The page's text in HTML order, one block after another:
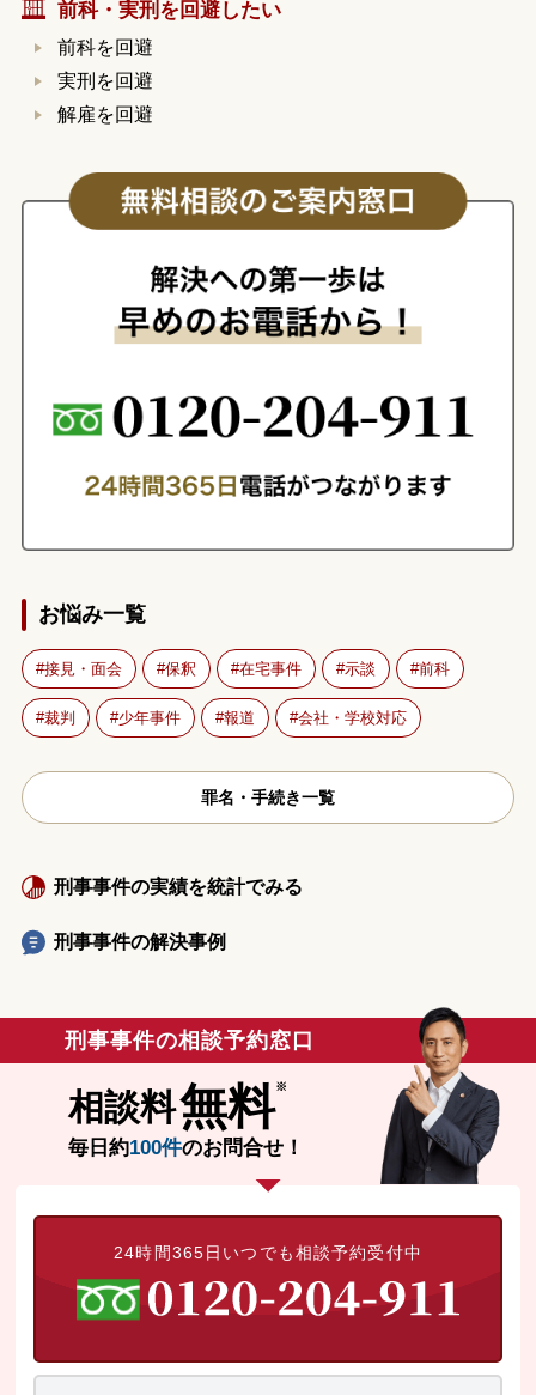
前科・実刑を回避したい
前科を回避
実刑を回避
解雇を回避
お悩み一覧
接見・面会 保釈 在宅事件 示談 前科
裁判 少年事件 報道 会社・学校対応
罪名・手続き一覧
刑事事件の実績を統計でみる
刑事事件の解決事例
刑事事件の相談予約窓口
相談料無料
毎日約100件のお問合せ！
24時間365日いつでも相談予約受付中